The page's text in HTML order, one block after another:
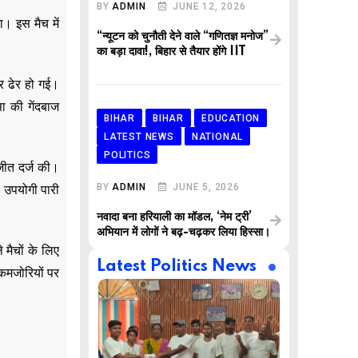
इस मैच में
ढेर हो गई।
की गेंदबाज
दर्ज की।
पारी
मैचों के लिए
पर
BYADMIN JUNE 12, 2026
“न्यूटन को चुनौती देने वाले “गणितज्ञ मनोज”
का बड़ा दावा!, बिहार से तैयार होंगे IIT
BIHAR BIHAR
EDUCATION
LATEST NEWS
NATIONAL
POLITICS
BYADMIN JUNE 5, 2026
नवादा बना हरियाली का मॉडल, ‘नेम ट्री’
अभियान में लोगों ने बढ़-चढ़कर लिया हिस्सा।
Latest Politics News